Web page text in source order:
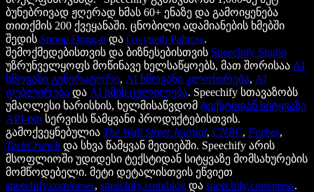
ბუნებრივად ჟღერად ხმას 60+ ენაზე და გამოიყენება
თითქმის 200 ქვეყანაში. ცნობილი ადამიანების ხმებში
შედის Snoop Dogg-ი და Gwyneth Paltrow.
შემოქმედებისთვის და ბიზნესებისთვის Speechify Studio
უზრუნველყოფს მოწინავე ხელსაწყოებს, მათ შორისაა AI
ხმოვანი გენერატორი, AI ხმოვანი კლონირება, AI
დუბლირება და AI ხმის ცვლილება. Speechify სთავაზობს
უმაღლესი ხარისხის, ხელმისაწვდომ ტექსტიდან სიტყვაზე
API-ით სერვისს წამყვანი პროდუქტებისთვის.
გამოქვეყნებულია The Wall Street Journal, CNBC, Forbes,
TechCrunch და სხვა წამყვან მედიებში. Speechify არის
მსოფლიოში უდიდესი ტექსტიდან სიტყვაზე მომსახურების
მომწოდებელი. მეტი დეტალისთვის ეწვიეთ
speechify.com/news, speechify.com/blog და speechify.com/press.